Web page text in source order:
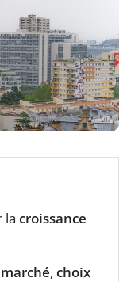
la croissance
, choix